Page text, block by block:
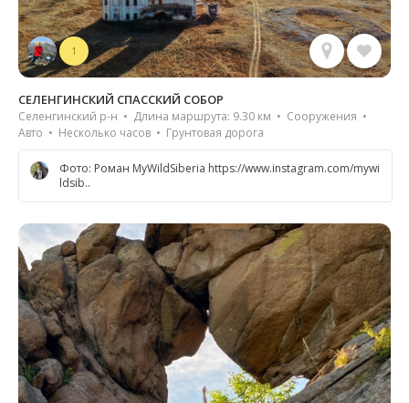
1
СЕЛЕНГИНСКИЙ СПАССКИЙ СОБОР
Селенгинский р-н • Длина маршрута: 9.30 км • Сооружения •
Авто • Несколько часов • Грунтовая дорога
Фото: Роман MyWildSiberia https://www.instagram.com/mywi
ldsib..